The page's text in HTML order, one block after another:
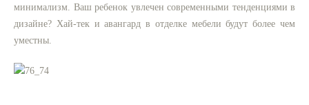
минимализм. Ваш ребенок увлечен современными тенденциями в
дизайне? Хай-тек и авангард в отделке мебели будут более чем
уместны.